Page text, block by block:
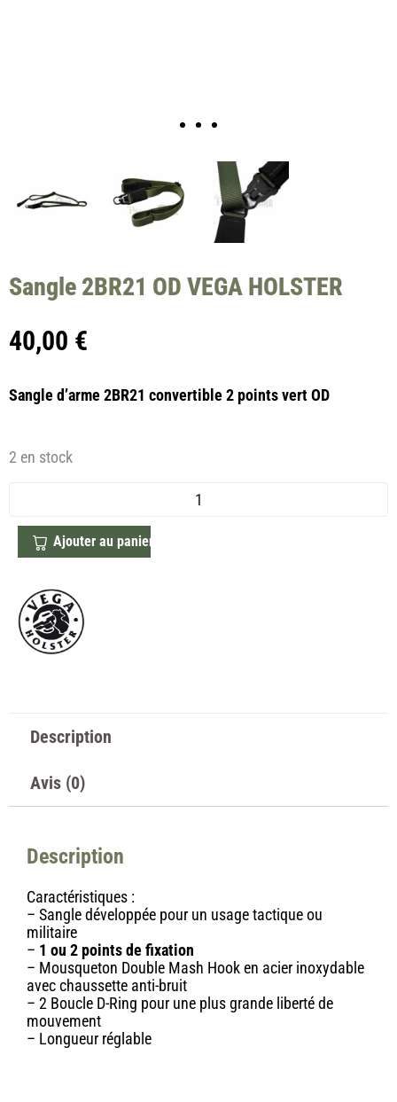
Sangle 2BR21 OD VEGA HOLSTER
40,00 €
Sangle d’arme 2BR21 convertible 2 points vert OD
2 en stock
Ajouter au panier
Description
Avis (0)
Description
Caractéristiques :
– Sangle développée pour un usage tactique ou
militaire
– 1 ou 2 points de fixation
– Mousqueton Double Mash Hook en acier inoxydable
avec chaussette anti-bruit
– 2 Boucle D-Ring pour une plus grande liberté de
mouvement
– Longueur réglable